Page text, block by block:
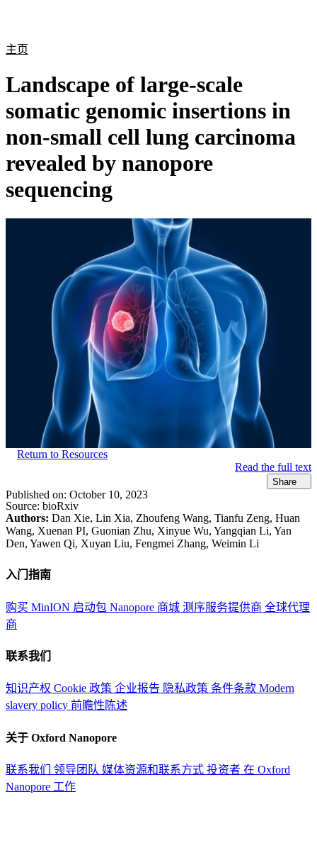
主页
Landscape of large-scale
somatic genomic insertions in
non-small cell lung carcinoma
revealed by nanopore
sequencing
Return to Resources
Read the full text
Share
Published on: October 10, 2023
Source: bioRxiv
Authors: Dan Xie, Lin Xia, Zhoufeng Wang, Tianfu Zeng, Huan
Wang, Xuenan PI, Guonian Zhu, Xinyue Wu, Yangqian Li, Yan
Den, Yawen Qi, Xuyan Liu, Fengmei Zhang, Weimin Li
入门指南
购买 MinION 启动包 Nanopore 商城 测序服务提供商 全球代理
商
联系我们
知识产权 Cookie 政策 企业报告 隐私政策 条件条款 Modern
slavery policy 前瞻性陈述
关于 Oxford Nanopore
联系我们 领导团队 媒体资源和联系方式 投资者 在 Oxford
Nanopore 工作